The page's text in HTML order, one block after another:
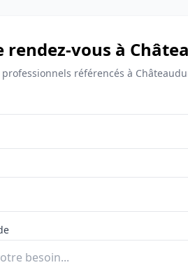
rendez-vous à
professionnels référencés à